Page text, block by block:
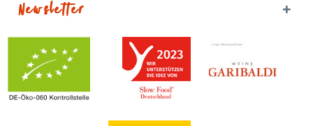
Newsletter